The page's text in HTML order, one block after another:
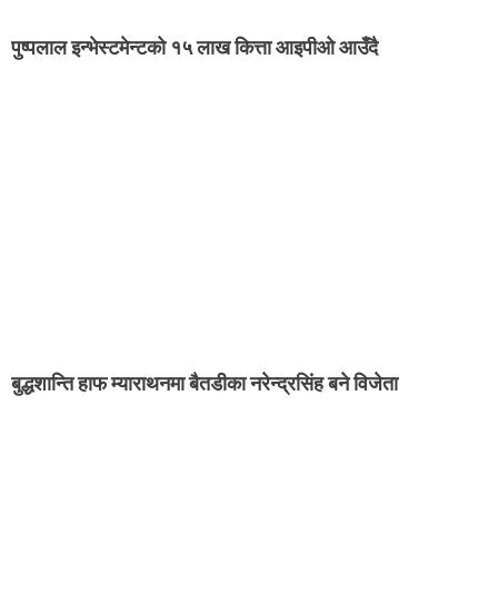
पुष्पलाल इन्भेस्टमेन्टको १५ लाख कित्ता आइपीओ आउँदै
बुद्धशान्ति हाफ म्याराथनमा बैतडीका नरेन्द्रसिंह बने विजेता